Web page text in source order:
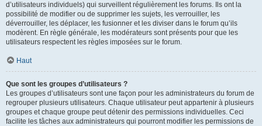
d’utilisateurs individuels) qui surveillent régulièrement les forums. Ils ont la
possibilité de modifier ou de supprimer les sujets, les verrouiller, les
déverrouiller, les déplacer, les fusionner et les diviser dans le forum qu’ils
modèrent. En règle générale, les modérateurs sont présents pour que les
utilisateurs respectent les règles imposées sur le forum.
Haut
Que sont les groupes d’utilisateurs ?
Les groupes d’utilisateurs sont une façon pour les administrateurs du forum de
regrouper plusieurs utilisateurs. Chaque utilisateur peut appartenir à plusieurs
groupes et chaque groupe peut détenir des permissions individuelles. Ceci
facilite les tâches aux administrateurs qui pourront modifier les permissions de